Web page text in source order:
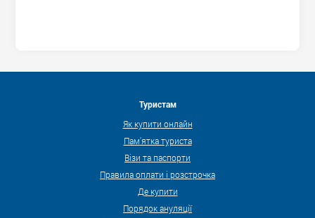
Туристам
Як купити онлайн
Пам'ятка туриста
Візи та паспорти
Правила оплати і розстрочка
Де купити
Порядок ануляції